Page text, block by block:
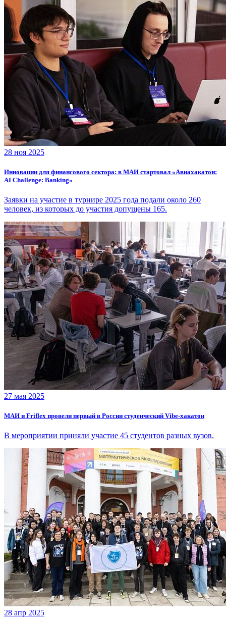
28 ноя 2025
Инновации для финансового сектора: в МАИ стартовал «Авиахакатон:
AI Challenge: Banking»
Заявки на участие в турнире 2025 года подали около 260
человек, из которых до участия допущены 165.
27 мая 2025
МАИ и Friflex провели первый в России студенческий Vibe-хакатон
В мероприятии приняли участие 45 студентов разных вузов.
28 апр 2025